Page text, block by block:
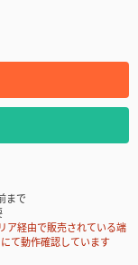
まで
経由で販売されている端
て動作確認しています